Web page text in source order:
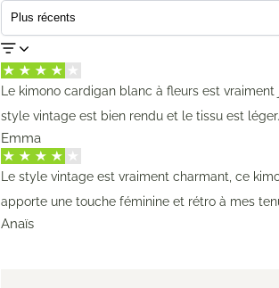
Le kimono cardigan blanc à fleurs est vraiment
style vintage est bien rendu et le tissu est léger.
Emma
Le style vintage est vraiment charmant, ce
apporte une touche féminine et rétro à mes
Anaïs